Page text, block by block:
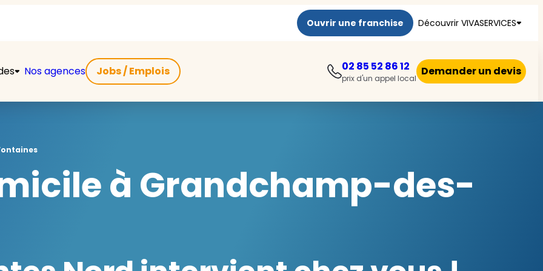
Ouvrir une franchise Découvrir VIVASERVICES
Nos agences Jobs / Emplois 02 85 52 86 12
prix d'un appel local
Demander un devis
à Grandchamp-des-